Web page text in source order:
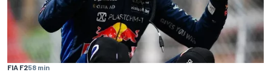
FIA F258 min